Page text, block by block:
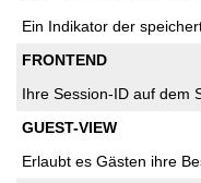
Ein Indikator der
FRONTEND
Ihre Session-ID auf dem
GUEST-VIEW
Erlaubt es Gästen ihre